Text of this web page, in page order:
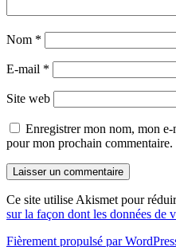
Nom *
E-mail *
Site web
Enregistrer mon nom, mon
pour mon prochain commentaire.
Ce site utilise Akismet pour
sur la façon dont les données de
Fièrement propulsé par